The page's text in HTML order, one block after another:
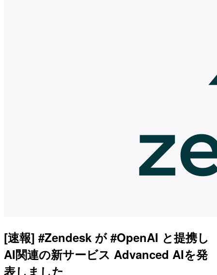
[速報] #Zendesk が #OpenAI と提携し
AI関連の新サービス Advanced AIを発
表しました